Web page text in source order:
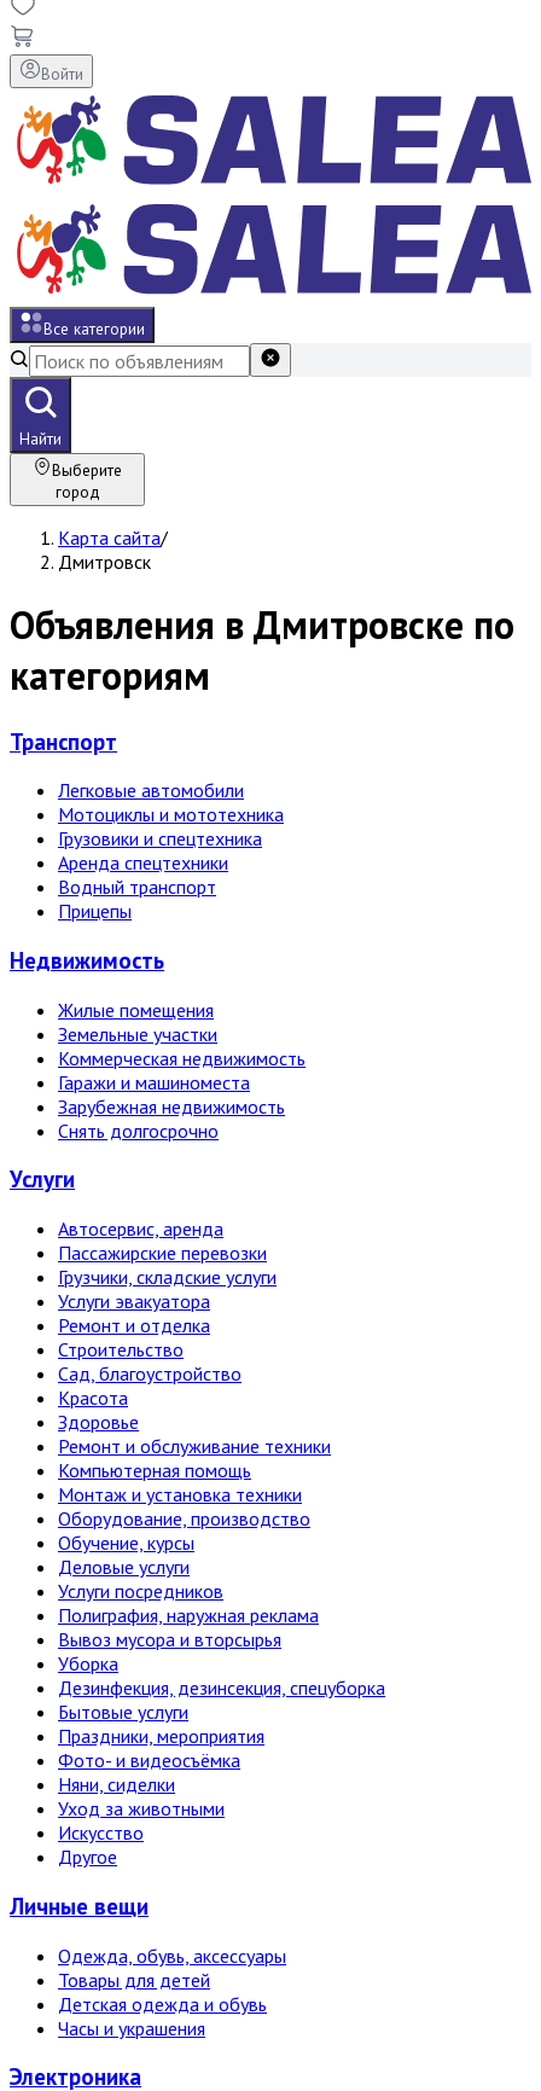
Войти
Все категории
Найти
Выберите
город
Карта сайта/
Дмитровск
Объявления в Дмитровске по
категориям
Транспорт
Легковые автомобили
Мотоциклы и мототехника
Грузовики и спецтехника
Аренда спецтехники
Водный транспорт
Прицепы
Недвижи­мость
Жилые помещения
Земельные участки
Коммерческая недвижимость
Гаражи и машиноместа
Зарубежная недвижимость
Снять долгосрочно
Услуги
Автосервис, аренда
Пассажирские перевозки
Грузчики, складские услуги
Услуги эвакуатора
Ремонт и отделка
Строительство
Сад, благоустройство
Красота
Здоровье
Ремонт и обслуживание техники
Компьютерная помощь
Монтаж и установка техники
Оборудование, производство
Обучение, курсы
Деловые услуги
Услуги посредников
Полиграфия, наружная реклама
Вывоз мусора и вторсырья
Уборка
Дезинфекция, дезинсекция, спецуборка
Бытовые услуги
Праздники, мероприятия
Фото- и видеосъёмка
Няни, сиделки
Уход за животными
Искусство
Другое
Личные вещи
Одежда, обувь, аксессуары
Товары для детей
Детская одежда и обувь
Часы и украшения
Электро­ника